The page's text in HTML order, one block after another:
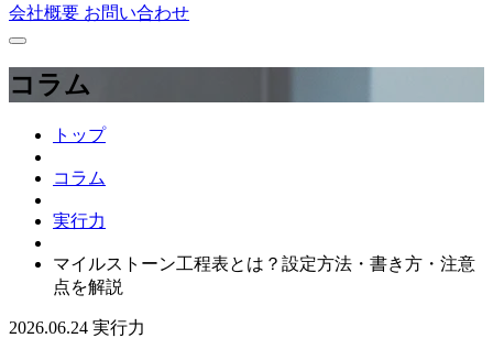
会社概要 お問い合わせ
コラム
トップ
コラム
実行力
マイルストーン工程表とは？設定方法・書き方・注意
点を解説
2026.06.24 実行力